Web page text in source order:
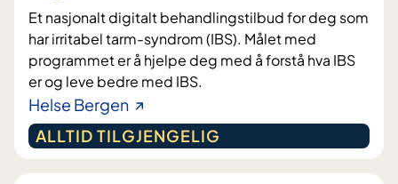
Et nasjonalt digitalt behandlingstilbud for deg som
har irritabel tarm-syndrom (IBS). Målet med
programmet er å hjelpe deg med å forstå hva IBS
er og leve bedre med IBS.
Helse Bergen
ALLTID TILGJENGELIG